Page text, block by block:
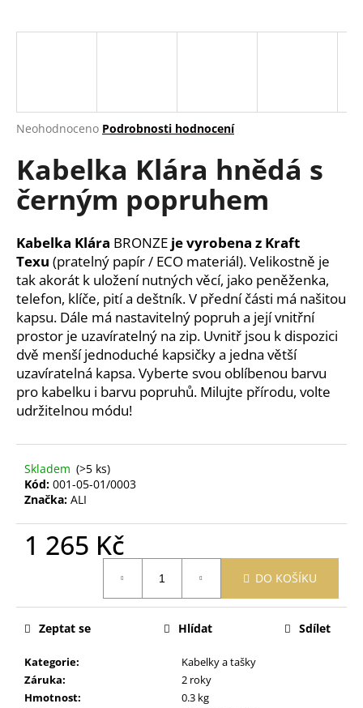
Průměrné
produktu
je
0,0
z
hvězdiček.
Neohodnoceno Podrobnosti hodnocení
Kabelka Klára hnědá s
černým popruhem
Kabelka Klára BRONZE je vyrobena z Kraft
Texu (pratelný papír / ECO materiál). Velikostně je
tak akorát k uložení nutných věcí, jako peněženka,
telefon, klíče, pití a deštník. V přední části má našitou
kapsu. Dále má nastavitelný popruh a její vnitřní
prostor je uzavíratelný na zip. Uvnitř jsou k dispozici
dvě menší jednoduché kapsičky a jedna větší
uzavíratelná kapsa.Vyberte svou oblíbenou barvu
pro kabelku i barvu popruhů. Milujte přírodu, volte
udržitelnou módu!
Skladem (>5 ks)
Kód: 001-05-01/0003
Značka: ALI
1 265 Kč
DO KOŠÍKU
Kategorie:
Kabelky a tašky
Záruka:
2 roky
Hmotnost:
0.3 kg
Zeptat se Hlídat Sdílet
j
?
D
o
p
o
r
u
č
u
j
e
PURITY
BIO
MĚSÍČKOVÁ
ZINKOVÁ
189
Kč